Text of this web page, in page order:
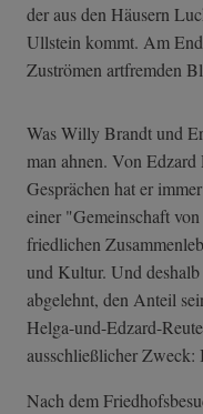
der aus den Häusern
Ullstein kommt. Am
Zuströmen artfremden
Was Willy Brandt und
man ahnen. Von
Gesprächen hat er
einer "Gemeinschaft
friedlichen
und Kultur. Und deshalb
abgelehnt, den Anteil
Helga-und-Edzar­d-
ausschließlicher Zweck:
Nach dem